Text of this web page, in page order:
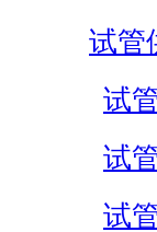
试管
试
试
试